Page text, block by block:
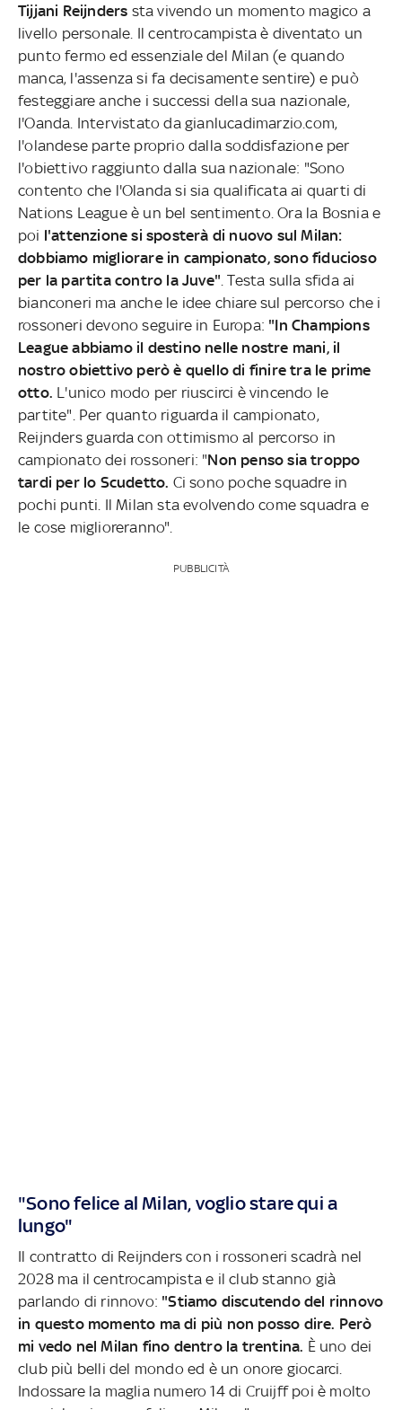
Tijjani Reijnders sta vivendo un momento magico a
livello personale. Il centrocampista è diventato un
punto fermo ed essenziale del Milan (e quando
manca, l'assenza si fa decisamente sentire) e può
festeggiare anche i successi della sua nazionale,
l'Oanda. Intervistato da gianlucadimarzio.com,
l'olandese parte proprio dalla soddisfazione per
l'obiettivo raggiunto dalla sua nazionale: "Sono
contento che l'Olanda si sia qualificata ai quarti di
Nations League è un bel sentimento. Ora la Bosnia e
poi l'attenzione si sposterà di nuovo sul Milan:
dobbiamo migliorare in campionato, sono fiducioso
per la partita contro la Juve" . Testa sulla sfida ai
bianconeri ma anche le idee chiare sul percorso che i
rossoneri devono seguire in Europa: "In Champions
League abbiamo il destino nelle nostre mani, il
nostro obiettivo però è quello di finire tra le prime
otto. L'unico modo per riuscirci è vincendo le
partite". Per quanto riguarda il campionato,
Reijnders guarda con ottimismo al percorso in
campionato dei rossoneri: "Non penso sia troppo
tardi per lo Scudetto. Ci sono poche squadre in
pochi punti. Il Milan sta evolvendo come squadra e
le cose miglioreranno".
PUBBLICITÀ
"Sono felice al Milan, voglio stare qui a
lungo"
Il contratto di Reijnders con i rossoneri scadrà nel
2028 ma il centrocampista e il club stanno già
parlando di rinnovo: "Stiamo discutendo del rinnovo
in questo momento ma di più non posso dire. Però
mi vedo nel Milan fino dentro la trentina. È uno dei
club più belli del mondo ed è un onore giocarci.
Indossare la maglia numero 14 di Cruijff poi è molto